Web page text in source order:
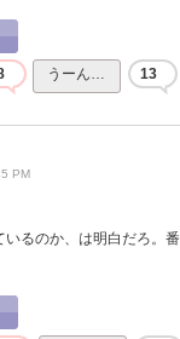
うーん… 13
PM
いるのか、は明白だろ。